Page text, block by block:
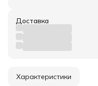
Доставка
Характеристики